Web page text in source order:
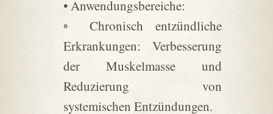
• Anwendungsbereiche:
◦ Chronisch entzündliche
Erkrankungen: Verbesserung
der Muskelmasse und
Reduzierung von
systemischen Entzündungen.